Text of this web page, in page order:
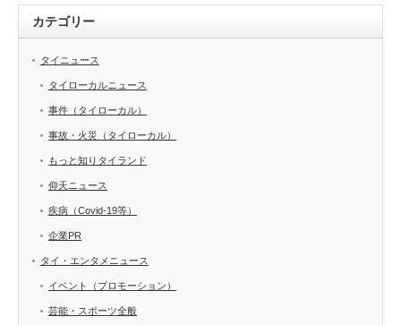
カテゴリー
タイニュース
タイローカルニュース
事件（タイローカル）
事故・火災（タイローカル）
もっと知りタイランド
仰天ニュース
疾病（Covid-19等）
企業PR
タイ・エンタメニュース
イベント（プロモーション）
芸能・スポーツ全般